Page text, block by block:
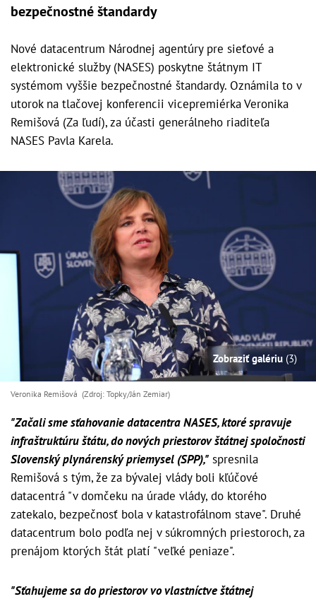
bezpečnostné štandardy
Nové datacentrum Národnej agentúry pre sieťové a
elektronické služby (NASES) poskytne štátnym IT
systémom vyššie bezpečnostné štandardy. Oznámila to v
utorok na tlačovej konferencii vicepremiérka Veronika
Remišová (Za ľudí), za účasti generálneho riaditeľa
NASES Pavla Karela.
Zobraziť galériu (3)
Veronika Remišová (Zdroj: Topky/Ján Zemiar)
"Začali sme sťahovanie datacentra NASES, ktoré spravuje
infraštruktúru štátu, do nových priestorov štátnej spoločnosti
Slovenský plynárenský priemysel (SPP)," spresnila
Remišová s tým, že za bývalej vlády boli kľúčové
datacentrá "v domčeku na úrade vlády, do ktorého
zatekalo, bezpečnosť bola v katastrofálnom stave". Druhé
datacentrum bolo podľa nej v súkromných priestoroch, za
prenájom ktorých štát platí "veľké peniaze".
"Sťahujeme sa do priestorov vo vlastníctve štátnej